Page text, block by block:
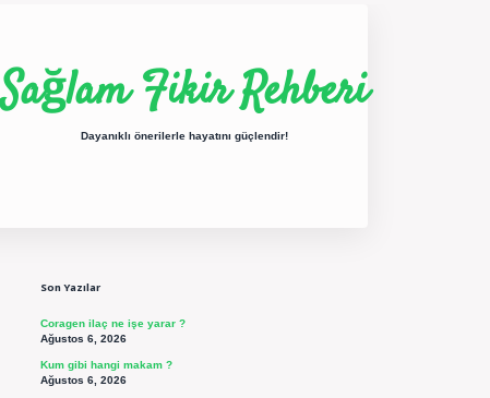
Sağlam Fikir Rehberi
Dayanıklı önerilerle hayatını güçlendir!
Son Yazılar
Coragen ilaç ne işe yarar ?
Ağustos 6, 2026
Kum gibi hangi makam ?
Ağustos 6, 2026